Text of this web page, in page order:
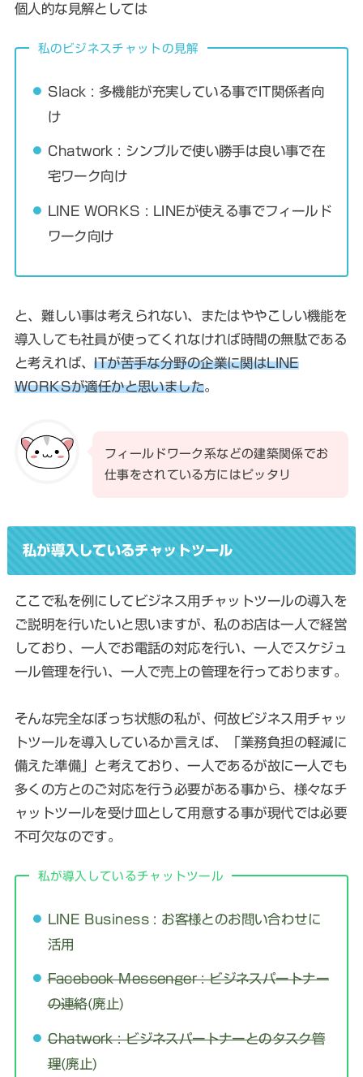
個人的な見解としては
私のビジネスチャットの見解
Slack : 多機能が充実している事でIT関係者向
け
Chatwork : シンプルで使い勝手は良い事で在
宅ワーク向け
LINE WORKS : LINEが使える事でフィールド
ワーク向け
と、難しい事は考えられない、またはややこしい機能を
導入しても社員が使ってくれなければ時間の無駄である
と考えれば、ITが苦手な分野の企業に関はLINE
WORKSが適任かと思いました。
フィールドワーク系などの建築関係でお
仕事をされている方にはピッタリ
私が導入しているチャットツール
ここで私を例にしてビジネス用チャットツールの導入を
ご説明を行いたいと思いますが、私のお店は一人で経営
しており、一人でお電話の対応を行い、一人でスケジュ
ール管理を行い、一人で売上の管理を行っております。
そんな完全なぼっち状態の私が、何故ビジネス用チャッ
トツールを導入しているか言えば、「業務負担の軽減に
備えた準備」と考えており、一人であるが故に一人でも
多くの方とのご対応を行う必要がある事から、様々なチ
ャットツールを受け皿として用意する事が現代では必要
不可欠なのです。
私が導入しているチャットツール
LINE Business : お客様とのお問い合わせに
活用
Facebook Messenger : ビジネスパートナー
の連絡(廃止)
Chatwork : ビジネスパートナーとのタスク管
理(廃止)